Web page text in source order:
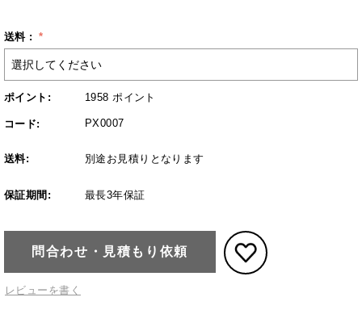
送料 :
ポイント: 1958 ポイント
コード: PX0007
送料: 別途お見積りとなります
保証期間: 最長3年保証
問合わせ・見積もり依頼
レビューを書く